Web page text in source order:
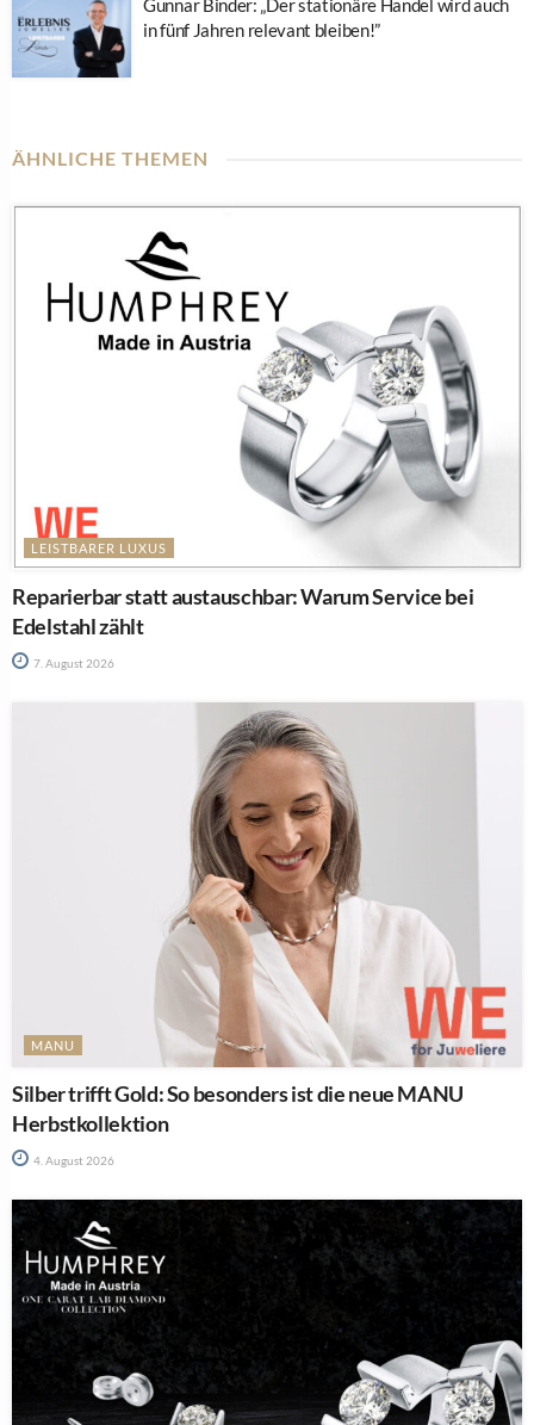
Gunnar Binder: „Der stationäre Handel wird auch
in fünf Jahren relevant bleiben!”
ÄHNLICHE THEMEN
LEISTBARER LUXUS
Reparierbar statt austauschbar: Warum Service bei
Edelstahl zählt
7. August 2026
MANU
Silber trifft Gold: So besonders ist die neue MANU
Herbstkollektion
4. August 2026